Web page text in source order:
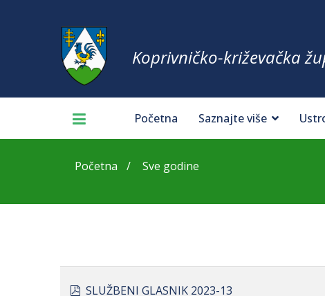
Koprivničko-križevačka
Početna Saznajte više
Početna Sve godine
pdf
SLUŽBENI GLASNIK 2023-13